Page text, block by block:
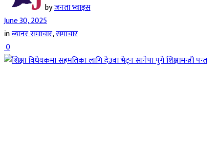
byजनता भ्वाइस
June 30, 2025
inब्यानर समाचार,समाचार
0